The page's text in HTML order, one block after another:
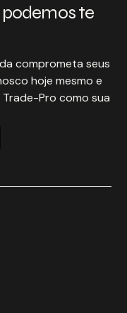
te
comprometa seus
hoje mesmo e
Pro como sua